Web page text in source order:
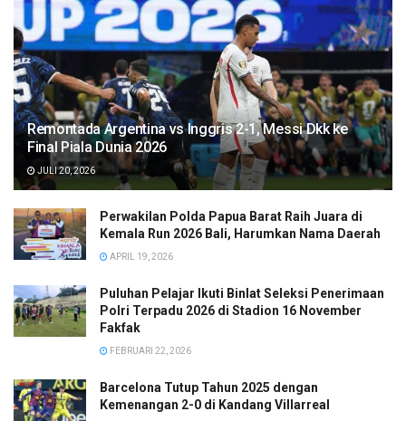
Remontada Argentina vs Inggris 2-1, Messi Dkk ke
Final Piala Dunia 2026
JULI 20, 2026
Perwakilan Polda Papua Barat Raih Juara di
Kemala Run 2026 Bali, Harumkan Nama Daerah
APRIL 19, 2026
Puluhan Pelajar Ikuti Binlat Seleksi Penerimaan
Polri Terpadu 2026 di Stadion 16 November
Fakfak
FEBRUARI 22, 2026
Barcelona Tutup Tahun 2025 dengan
Kemenangan 2-0 di Kandang Villarreal